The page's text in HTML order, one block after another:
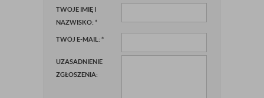
TWOJE IMIĘ I
NAZWISKO: *
TWÓJ E-MAIL: *
UZASADNIENIE
ZGŁOSZENIA: